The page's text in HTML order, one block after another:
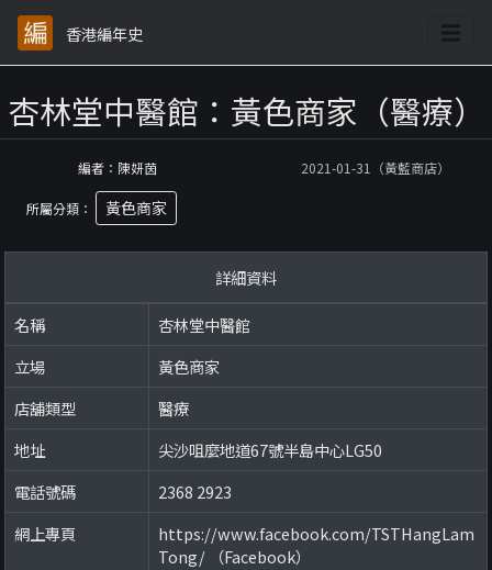
香港編年史
杏林堂中醫館：黃色商家（醫療）
編者：陳妍茵 2021-01-31（黃藍商店）
所屬分類： 黃色商家
詳細資料
名稱
杏林堂中醫館
立場
黃色商家
店舖類型
醫療
地址
尖沙咀麼地道67號半島中心LG50
電話號碼
2368 2923
網上專頁
https://www.facebook.com/TSTHangLam
Tong/ （Facebook）